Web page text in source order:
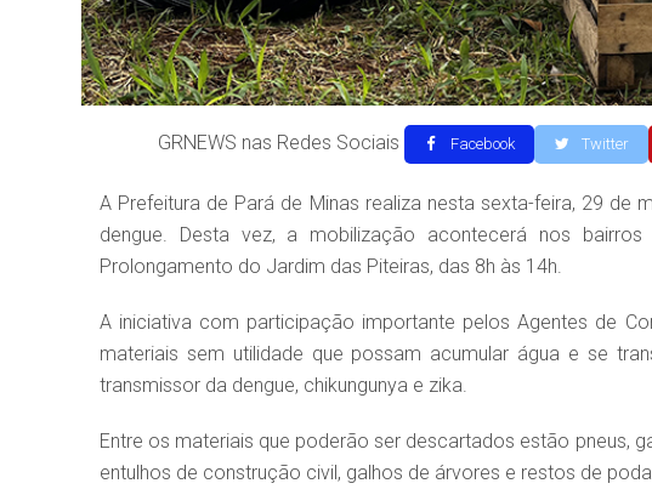
GRNEWS nas Redes Sociais Facebook Twitter
A Prefeitura de Pará de Minas realiza nesta sexta-feira, 29
dengue. Desta vez, a mobilização acontecerá nos
Prolongamento do Jardim das Piteiras, das 8h às 14h.
A iniciativa com participação importante pelos Agentes de
materiais sem utilidade que possam acumular água e se
transmissor da dengue, chikungunya e zika.
Entre os materiais que poderão ser descartados estão pneus,
entulhos de construção civil, galhos de árvores e restos de